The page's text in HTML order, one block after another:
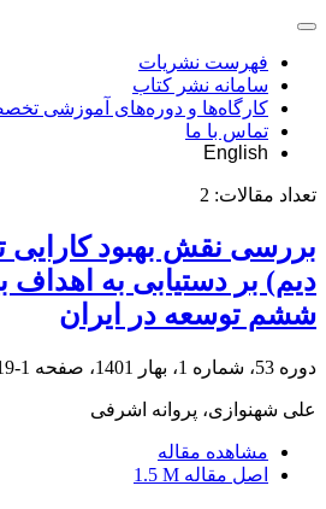
فهرست نشریات
سامانه نشر کتاب
کارگاه‌ها و دوره‌های آموزشی
تماس با ما
English
تعداد مقالات: 2
بررسی نقش بهبود کارایی
دیم) بر دستیابی به اهداف
ششم توسعه در ایران
دوره 53، شماره 1، بهار 1401، صفحه 1-19
علی شهنوازی، پروانه اشرفی
مشاهده مقاله
اصل مقاله 1.5 M